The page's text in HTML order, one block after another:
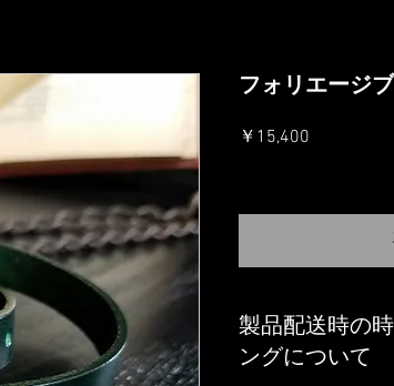
フォリエージ
￥15,400
製品配送時の
ングについて